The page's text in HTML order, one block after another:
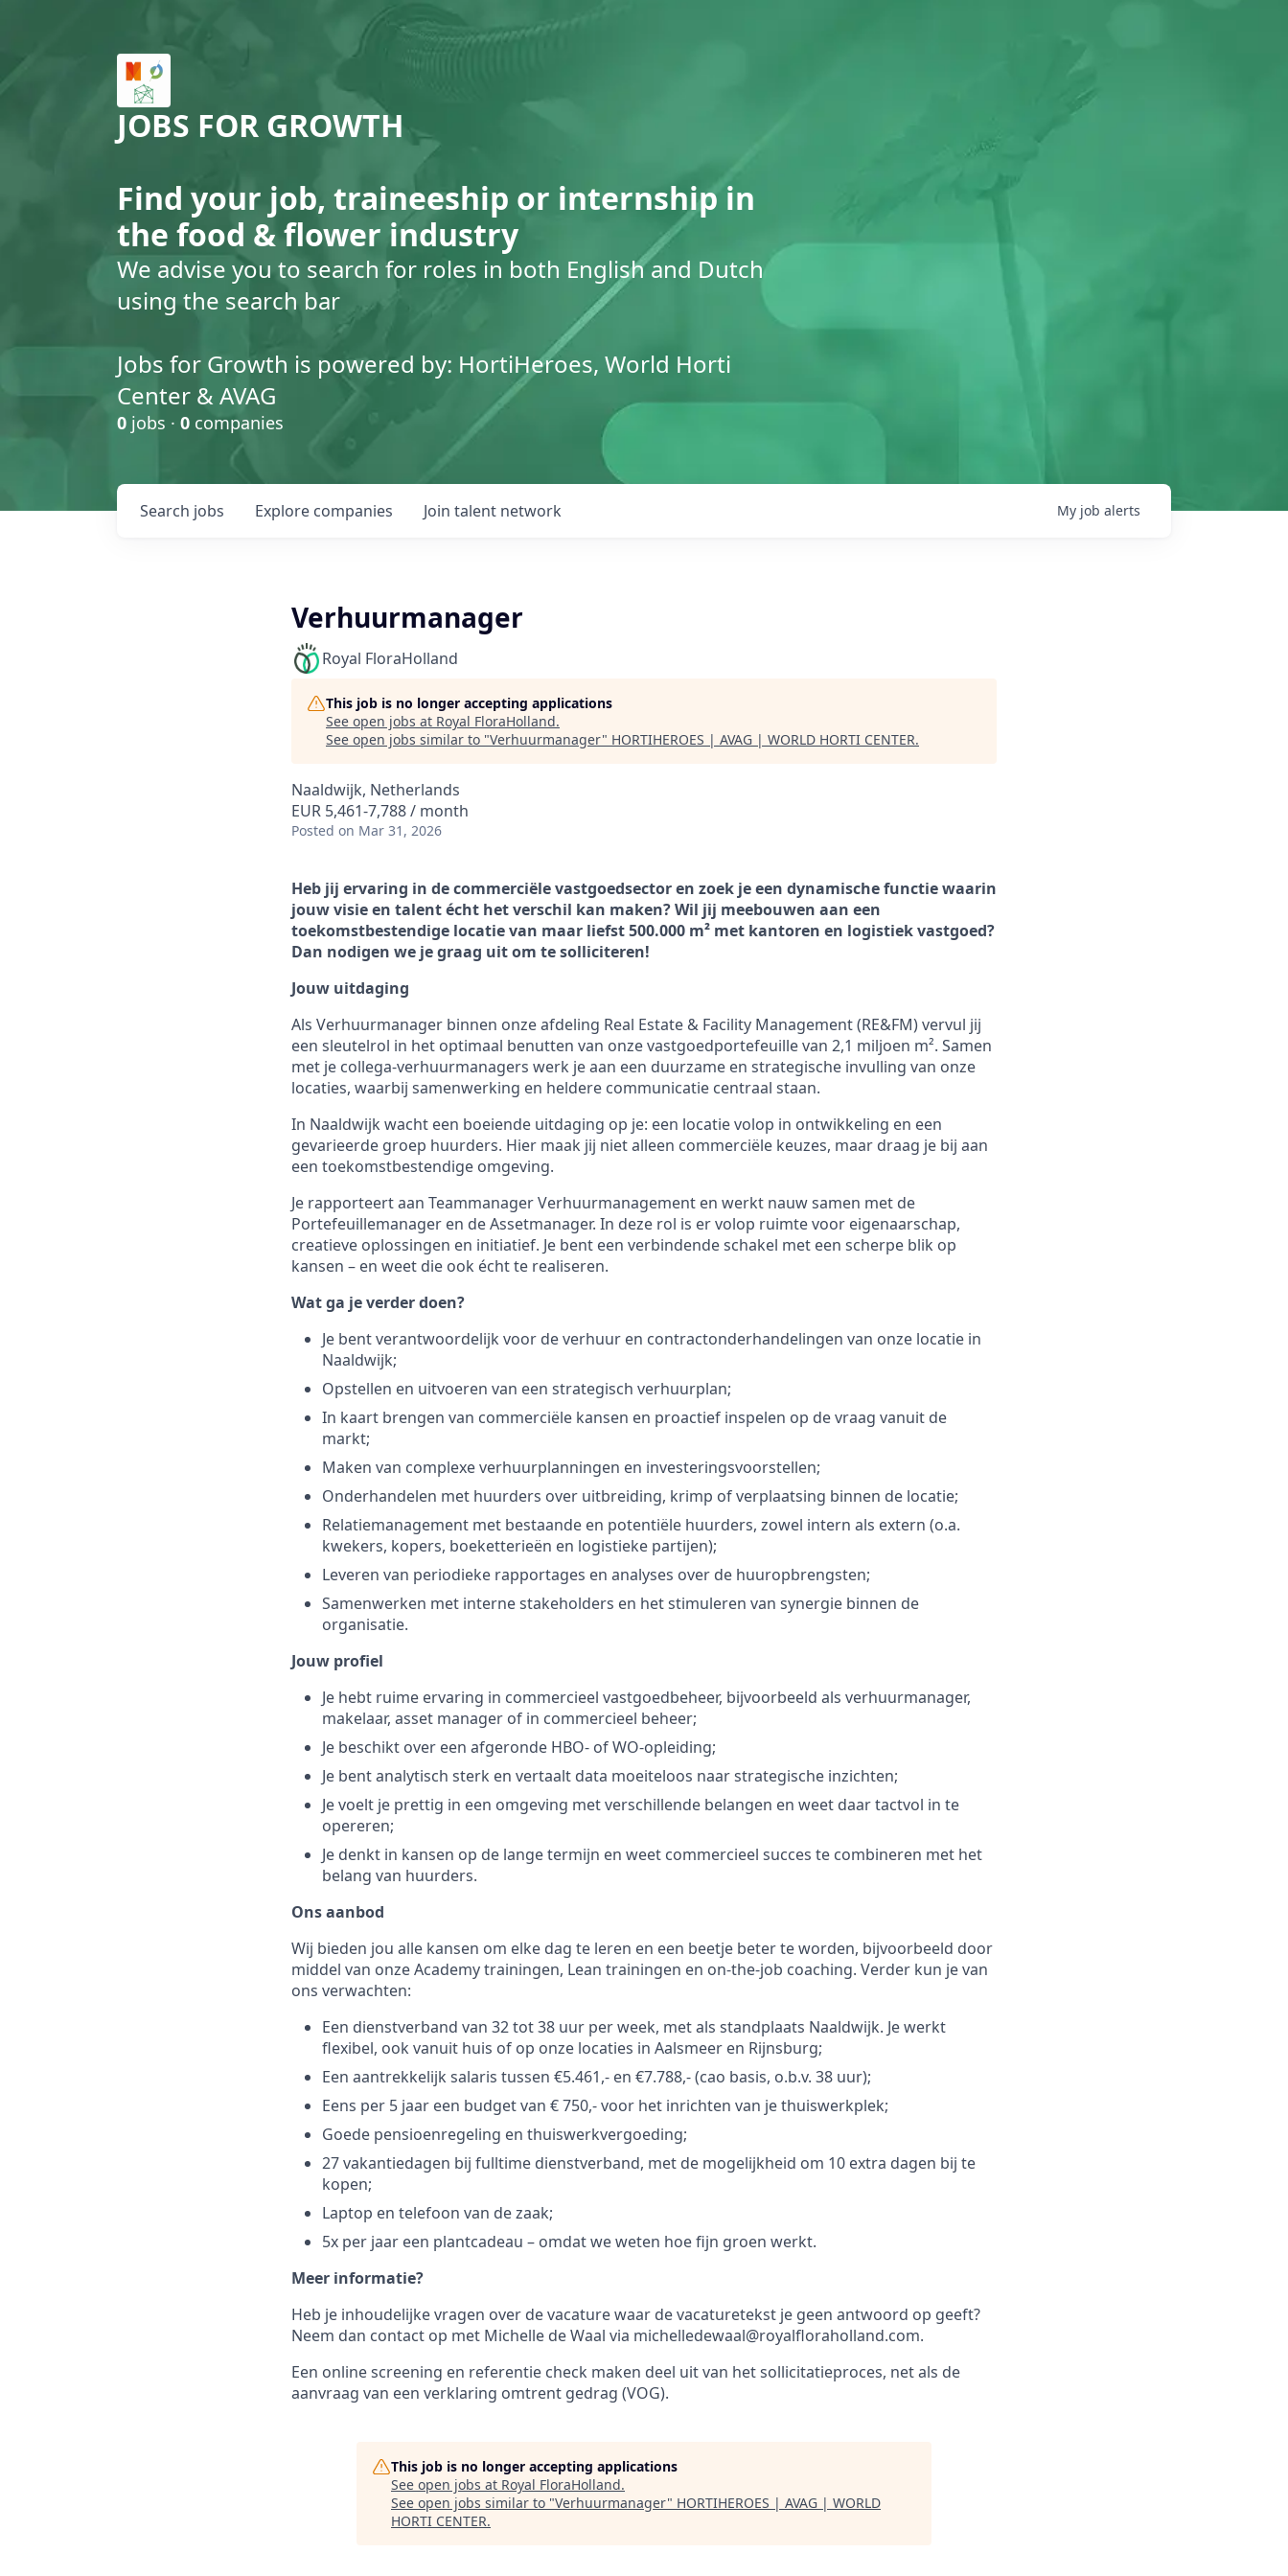
JOBS FOR GROWTH
Find your job, traineeship or internship in
the food & flower industry
We advise you to search for roles in both English and Dutch
using the search bar
Jobs for Growth is powered by: HortiHeroes, World Horti
Center & AVAG
0 jobs · 0 companies
Search jobs Explore companies Join talent network My job alerts
Verhuurmanager
Royal FloraHolland
This job is no longer accepting applications
See open jobs at Royal FloraHolland.
See open jobs similar to "Verhuurmanager" HORTIHEROES | AVAG | WORLD HORTI CENTER.
Naaldwijk, Netherlands
EUR 5,461-7,788 / month
Posted on Mar 31, 2026
Heb jij ervaring in de commerciële vastgoedsector en zoek je een dynamische functie waarin
jouw visie en talent écht het verschil kan maken? Wil jij meebouwen aan een
toekomstbestendige locatie van maar liefst 500.000 m² met kantoren en logistiek vastgoed?
Dan nodigen we je graag uit om te solliciteren!
Jouw uitdaging
Als Verhuurmanager binnen onze afdeling Real Estate & Facility Management (RE&FM) vervul jij
een sleutelrol in het optimaal benutten van onze vastgoedportefeuille van 2,1 miljoen m². Samen
met je collega-verhuurmanagers werk je aan een duurzame en strategische invulling van onze
locaties, waarbij samenwerking en heldere communicatie centraal staan.
In Naaldwijk wacht een boeiende uitdaging op je: een locatie volop in ontwikkeling en een
gevarieerde groep huurders. Hier maak jij niet alleen commerciële keuzes, maar draag je bij aan
een toekomstbestendige omgeving.
Je rapporteert aan Teammanager Verhuurmanagement en werkt nauw samen met de
Portefeuillemanager en de Assetmanager. In deze rol is er volop ruimte voor eigenaarschap,
creatieve oplossingen en initiatief. Je bent een verbindende schakel met een scherpe blik op
kansen – en weet die ook écht te realiseren.
Wat ga je verder doen?
Je bent verantwoordelijk voor de verhuur en contractonderhandelingen van onze locatie in
Naaldwijk;
Opstellen en uitvoeren van een strategisch verhuurplan;
In kaart brengen van commerciële kansen en proactief inspelen op de vraag vanuit de
markt;
Maken van complexe verhuurplanningen en investeringsvoorstellen;
Onderhandelen met huurders over uitbreiding, krimp of verplaatsing binnen de locatie;
Relatiemanagement met bestaande en potentiële huurders, zowel intern als extern (o.a.
kwekers, kopers, boeketterieën en logistieke partijen);
Leveren van periodieke rapportages en analyses over de huuropbrengsten;
Samenwerken met interne stakeholders en het stimuleren van synergie binnen de
organisatie.
Jouw profiel
Je hebt ruime ervaring in commercieel vastgoedbeheer, bijvoorbeeld als verhuurmanager,
makelaar, asset manager of in commercieel beheer;
Je beschikt over een afgeronde HBO- of WO-opleiding;
Je bent analytisch sterk en vertaalt data moeiteloos naar strategische inzichten;
Je voelt je prettig in een omgeving met verschillende belangen en weet daar tactvol in te
opereren;
Je denkt in kansen op de lange termijn en weet commercieel succes te combineren met het
belang van huurders.
Ons aanbod
Wij bieden jou alle kansen om elke dag te leren en een beetje beter te worden, bijvoorbeeld door
middel van onze Academy trainingen, Lean trainingen en on-the-job coaching. Verder kun je van
ons verwachten:
Een dienstverband van 32 tot 38 uur per week, met als standplaats Naaldwijk. Je werkt
flexibel, ook vanuit huis of op onze locaties in Aalsmeer en Rijnsburg;
Een aantrekkelijk salaris tussen €5.461,- en €7.788,- (cao basis, o.b.v. 38 uur);
Eens per 5 jaar een budget van € 750,- voor het inrichten van je thuiswerkplek;
Goede pensioenregeling en thuiswerkvergoeding;
27 vakantiedagen bij fulltime dienstverband, met de mogelijkheid om 10 extra dagen bij te
kopen;
Laptop en telefoon van de zaak;
5x per jaar een plantcadeau – omdat we weten hoe fijn groen werkt.
Meer informatie?
Heb je inhoudelijke vragen over de vacature waar de vacaturetekst je geen antwoord op geeft?
Neem dan contact op met Michelle de Waal via michelledewaal@royalfloraholland.com.
Een online screening en referentie check maken deel uit van het sollicitatieproces, net als de
aanvraag van een verklaring omtrent gedrag (VOG).
This job is no longer accepting applications
See open jobs at Royal FloraHolland.
See open jobs similar to "Verhuurmanager" HORTIHEROES | AVAG | WORLD
HORTI CENTER.